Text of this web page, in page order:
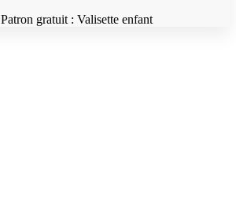
Patron gratuit : Valisette enfant